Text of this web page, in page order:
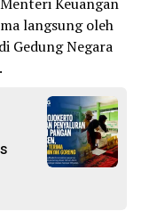
langsung oleh
Gedung Negara